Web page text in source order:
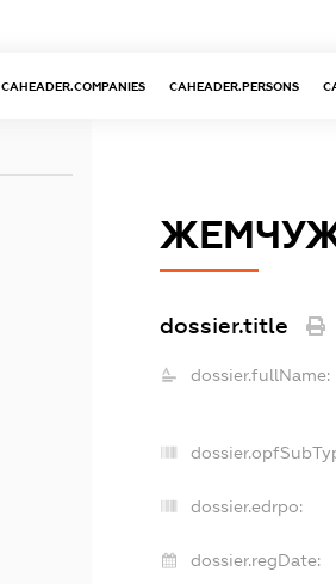
CAHEADER.COMPANIES CAHEADER.PERSONS
dossier.title
dossier.fullName:
dossier.edrpo:
dossier.regDate: